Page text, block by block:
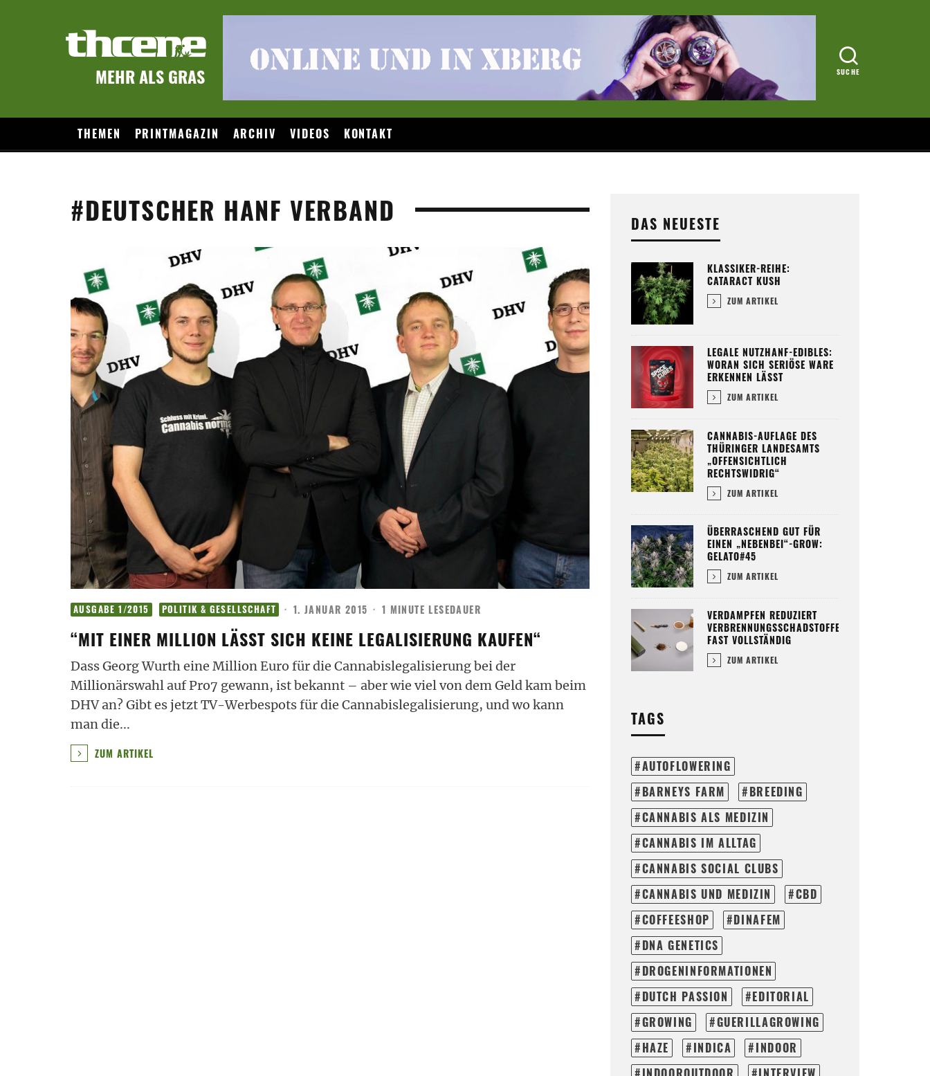
MEHR ALS GRAS
THEMEN PRINTMAGAZIN ARCHIV VIDEOS KONTAKT
#DEUTSCHER HANF VERBAND
AUSGABE 1/2015 POLITIK & GESELLSCHAFT · 1. JANUAR 2015 · 1 MINUTE LESEDAUER
“MIT EINER MILLION LÄSST SICH KEINE LEGALISIERUNG KAUFEN“
Dass Georg Wurth eine Million Euro für die Cannabislegalisierung bei der
Millionärswahl auf Pro7 gewann, ist bekannt – aber wie viel von dem Geld kam beim
DHV an? Gibt es jetzt TV-Werbespots für die Cannabislegalisierung, und wo kann
man die...
ZUM ARTIKEL
DAS NEUESTE
KLASSIKER-REIHE:
CATARACT KUSH
ZUM ARTIKEL
LEGALE NUTZHANF-EDIBLES:
WORAN SICH SERIÖSE WARE
ERKENNEN LÄSST
ZUM ARTIKEL
CANNABIS-AUFLAGE DES
THÜRINGER LANDESAMTS
„OFFENSICHTLICH
RECHTSWIDRIG“
ZUM ARTIKEL
ÜBERRASCHEND GUT FÜR
EINEN „NEBENBEI“-GROW:
GELATO#45
ZUM ARTIKEL
VERDAMPFEN REDUZIERT
VERBRENNUNGSSCHADSTOFFE
FAST VOLLSTÄNDIG
ZUM ARTIKEL
TAGS
AUTOFLOWERING
BARNEYS FARM
BREEDING
CANNABIS ALS MEDIZIN
CANNABIS IM ALLTAG
CANNABIS SOCIAL CLUBS
CANNABIS UND MEDIZIN
CBD
COFFEESHOP
DINAFEM
DNA GENETICS
DROGENINFORMATIONEN
DUTCH PASSION
EDITORIAL
GROWING
GUERILLAGROWING
HAZE
INDICA
INDOOR